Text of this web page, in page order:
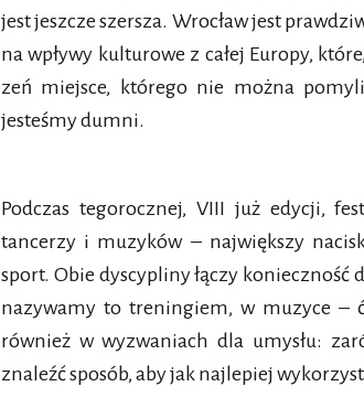
jest jeszcze szersza. Wrocław jest
na wpływy kulturowe z całej Europy,
zeń miejsce, którego nie można
jesteśmy dumni.
Podczas tegorocznej, VIII już edycji,
tancerzy i muzyków – największy
sport. Obie dyscypliny łączy
nazywamy to treningiem, w muzyce –
również w wyzwaniach dla umysłu:
znaleźć sposób, aby jak najlepiej